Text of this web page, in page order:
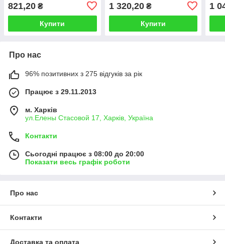
821,20 ₴
Купити
1 320,20₴
Купити
1
Про нас
96% позитивних з 275 відгуків за рік
Працює з 29.11.2013
м. Харків
ул.Елены Стасовой 17, Харків, Україна
Контакти
Сьогодні працює з 08:00 до 20:00
Показати весь графік роботи
Про нас
Контакти
Доставка та оплата